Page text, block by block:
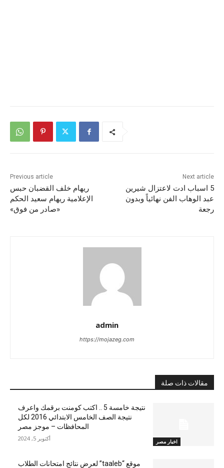
Previous article
ريهام خلف القضبان حبس
الإعلامية ريهام سعيد الحكم
«صادر من فوق»
Next article
5 اسباب ادت لاعتزال شيرين
عبد الوهاب الفن نهائياً وبدون
رجعة
admin
https://mojazeg.com
مقالات ذات صلة
اخبار مصر
نتيجة خامسة 5 .. اكتب كومنت برقمك واعرف
نتيجة الصف الخامس الابتدائي 2016 لكل
المحافظات – موجز مصر
أكتوبر 5, 2024
موقع “taaleb” لعرض نتائج امتحانات الطلاب